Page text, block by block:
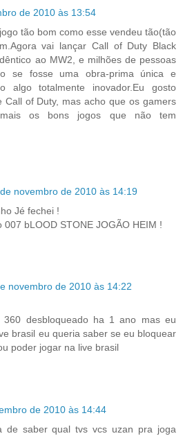
de 2010 às 13:54
tão bom como esse vendeu tão(tão
vai lançar Call of Duty Black
ao MW2, e milhões de pessoas
se fosse uma obra-prima única e
algo totalmente inovador.Eu gosto
Call of Duty, mas acho que os gamers
mais os bons jogos que não tem
novembro de 2010 às 14:19
Jé fechei !
bLOOD STONE JOGÃO HEIM !
novembro de 2010 às 14:22
desbloqueado ha 1 ano mas eu
brasil eu queria saber se eu bloquear
poder jogar na live brasil
de 2010 às 14:44
de saber qual tvs vcs uzan pra joga